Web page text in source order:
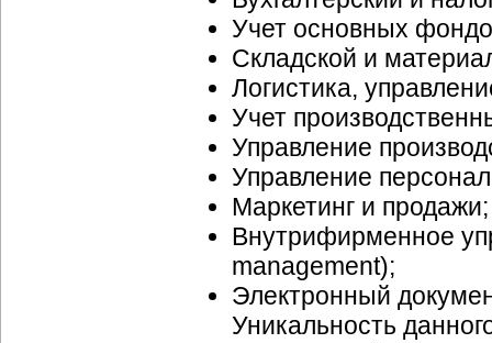
Учет основных
Складской и
Логистика,
Учет
Управление
Управление
Маркетинг и продажи;
Внутрифирменное
management);
Электронный
Уникальность